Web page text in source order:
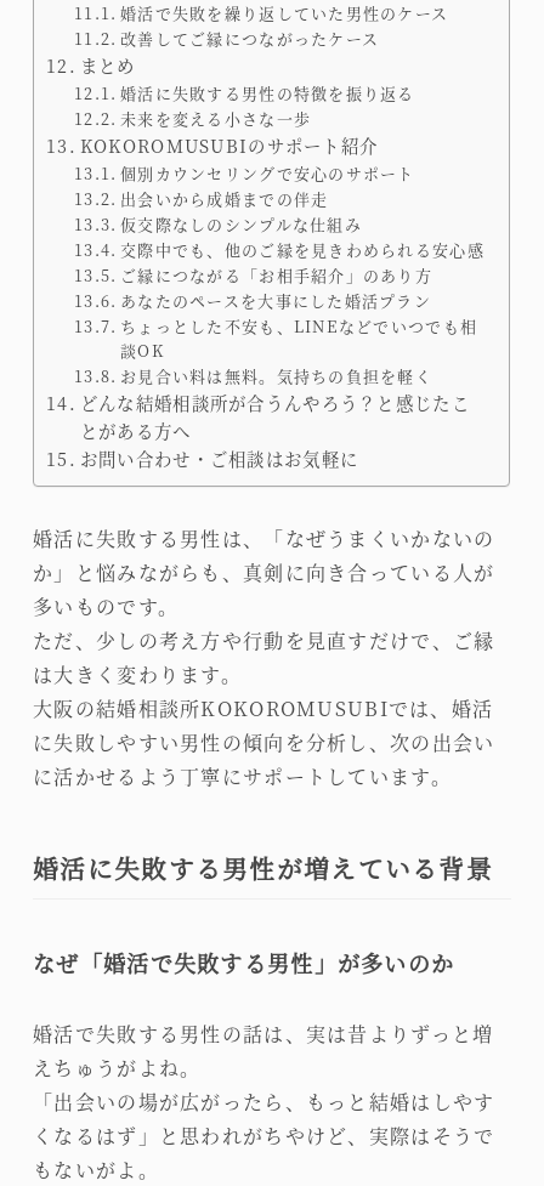
婚活で失敗を繰り返していた男性のケース
改善してご縁につながったケース
まとめ
婚活に失敗する男性の特徴を振り返る
未来を変える小さな一歩
KOKOROMUSUBIのサポート紹介
個別カウンセリングで安心のサポート
出会いから成婚までの伴走
仮交際なしのシンプルな仕組み
交際中でも、他のご縁を見きわめられる安心感
ご縁につながる「お相手紹介」のあり方
あなたのペースを大事にした婚活プラン
ちょっとした不安も、LINEなどでいつでも相
談OK
お見合い料は無料。気持ちの負担を軽く
どんな結婚相談所が合うんやろう？と感じたこ
とがある方へ
お問い合わせ・ご相談はお気軽に
婚活に失敗する男性は、「なぜうまくいかないの
か」と悩みながらも、真剣に向き合っている人が
多いものです。
ただ、少しの考え方や行動を見直すだけで、ご縁
は大きく変わります。
大阪の結婚相談所KOKOROMUSUBIでは、婚活
に失敗しやすい男性の傾向を分析し、次の出会い
に活かせるよう丁寧にサポートしています。
婚活に失敗する男性が増えている背景
なぜ「婚活で失敗する男性」が多いのか
婚活で失敗する男性の話は、実は昔よりずっと増
えちゅうがよね。
「出会いの場が広がったら、もっと結婚はしやす
くなるはず」と思われがちやけど、実際はそうで
もないがよ。